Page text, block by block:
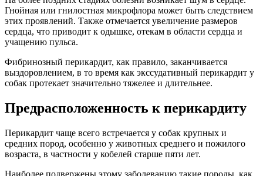
Гнойная или гнилостная микрофлора может быть следствием
этих проявлений. Также отмечается увеличение размеров
сердца, что приводит к одышке, отекам в области сердца и
учащению пульса.
Фибринозный перикардит, как правило, заканчивается
выздоровлением, в то время как экссудативный перикардит у
собак протекает значительно тяжелее и длительнее.
Предрасположенность к перикардиту
Перикардит чаще всего встречается у собак крупных и
средних пород, особенно у животных среднего и пожилого
возраста, в частности у кобелей старше пяти лет.
Наиболее подвержены этому заболеванию такие породы, как